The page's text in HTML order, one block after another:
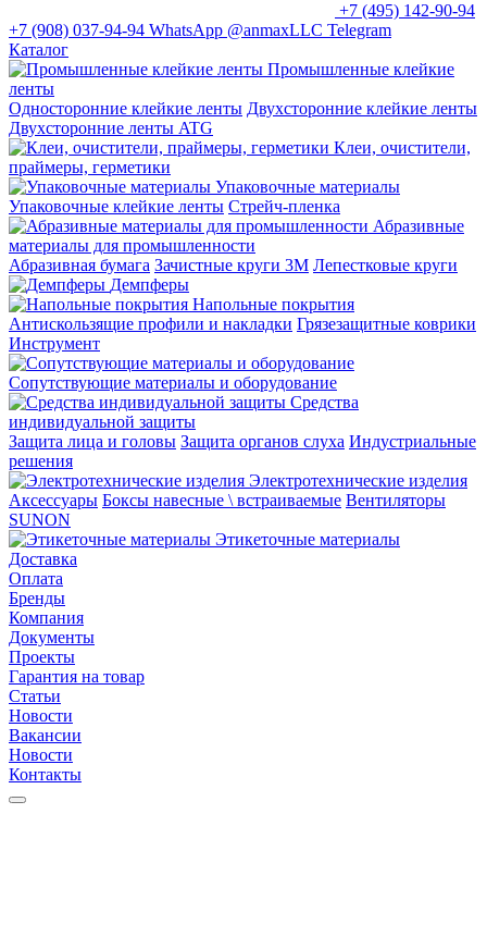
+7 (495) 142-90-94
+7 (908) 037-94-94 WhatsApp @anmaxLLC Telegram
Каталог
Промышленные клейкие
ленты
Односторонние клейкие ленты Двухсторонние клейкие ленты
Двухсторонние ленты ATG
Клеи, очистители,
праймеры, герметики
Упаковочные материалы
Упаковочные клейкие ленты Стрейч-пленка
Абразивные
материалы для промышленности
Абразивная бумага Зачистные круги 3М Лепестковые круги
Демпферы
Напольные покрытия
Aнтискользящие профили и накладки Грязезащитные коврики
Инструмент
Сопутствующие материалы и оборудование
Средства
индивидуальной защиты
Защита лица и головы Защита органов слуха Индустриальные
решения
Электротехнические изделия
Аксессуары Боксы навесные \ встраиваемые Вентиляторы
SUNON
Этикеточные материалы
Доставка
Оплата
Бренды
Компания
Документы
Проекты
Гарантия на товар
Статьи
Новости
Вакансии
Новости
Контакты